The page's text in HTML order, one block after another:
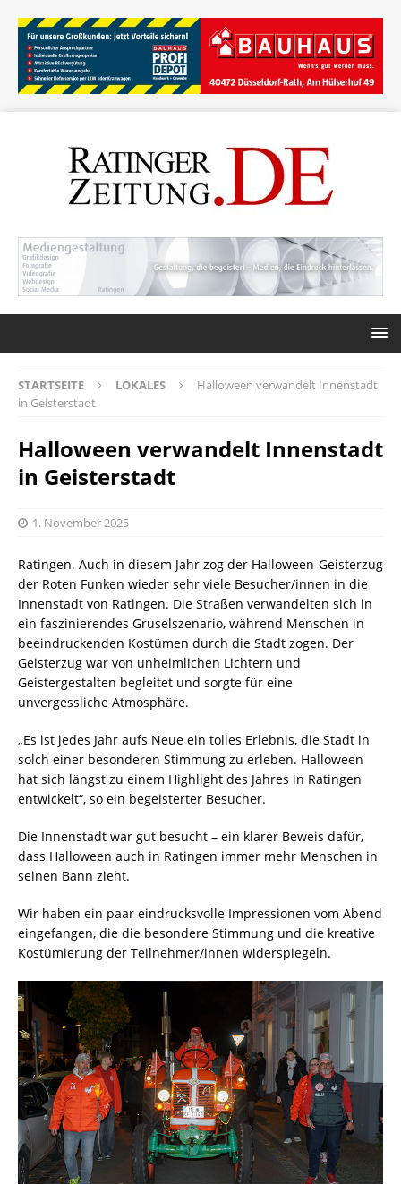
STARTSEITE LOKALES
Halloween verwandelt Innenstadt
in Geisterstadt
Halloween verwandelt Innenstadt
in Geisterstadt
1. November 2025
Ratingen. Auch in diesem Jahr zog der Halloween-Geisterzug
der Roten Funken wieder sehr viele Besucher/innen in die
Innenstadt von Ratingen. Die Straßen verwandelten sich in
ein faszinierendes Gruselszenario, während Menschen in
beeindruckenden Kostümen durch die Stadt zogen. Der
Geisterzug war von unheimlichen Lichtern und
Geistergestalten begleitet und sorgte für eine
unvergessliche Atmosphäre.
„Es ist jedes Jahr aufs Neue ein tolles Erlebnis, die Stadt in
solch einer besonderen Stimmung zu erleben. Halloween
hat sich längst zu einem Highlight des Jahres in Ratingen
entwickelt“, so ein begeisterter Besucher.
Die Innenstadt war gut besucht – ein klarer Beweis dafür,
dass Halloween auch in Ratingen immer mehr Menschen in
seinen Bann zieht.
Wir haben ein paar eindrucksvolle Impressionen vom Abend
eingefangen, die die besondere Stimmung und die kreative
Kostümierung der Teilnehmer/innen widerspiegeln.